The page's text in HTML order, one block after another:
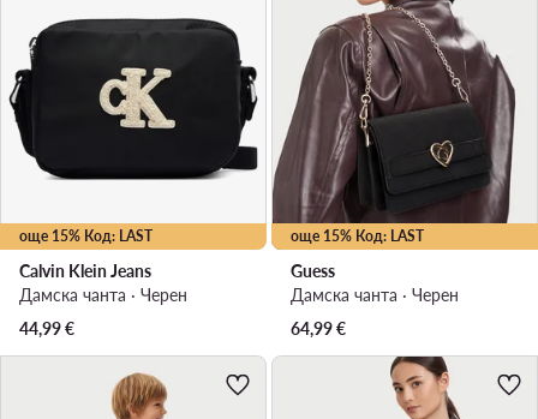
още 15% Код: LAST
Calvin Klein Jeans
Дамска чанта · Черен
44,99€
още 15% Код: LAST
Guess
Дамска чанта · Черен
64,99€